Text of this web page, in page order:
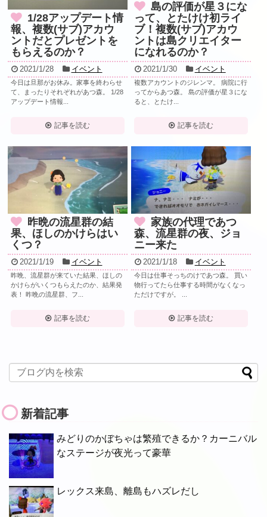
島の評価が星３にな
って、とたけけ初ライ
ブ！複数(サブ)アカウ
ントは島クリエイター
になれるのか？
2021/1/30 イベント
複数アカウントのジレンマ。 病院に行
ってからあつ森。 島の評価が星３にな
ると、とたけ...
記事を読む
1/28アップデート情
報、複数(サブ)アカウ
ントだとプレゼントを
もらえるのか？
2021/1/28 イベント
今日は旦那がお休み。家事を終わらせ
て、まったりそれぞれがあつ森。 1/28
アップデート情報...
記事を読む
昨晩の流星群の結
果、ほしのかけらはい
くつ？
2021/1/19 イベント
昨晩、流星群が来ていた結果、ほしの
かけらがいくつもらえたのか、結果発
表！ 昨晩の流星群、フ...
記事を読む
家族の代理であつ
森、流星群の夜、ジョ
ニー来た
2021/1/18 イベント
今日は仕事そっちのけであつ森。 買い
物行ってたら仕事する時間がなくなっ
ただけですが。 ...
記事を読む
新着記事
みどりのかぼちゃは繁殖できるか？カーニバル
なステージが夜光って豪華
レックス来島、離島もハズレだし